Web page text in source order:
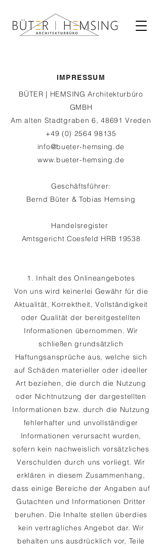
IMPRESSUM
BÜTER | HEMSING Architekturbüro
GMBH
Am alten Stadtgraben 6, 48691 Vreden
+49 (0) 2564 98135
info@bueter-hemsing.de
www.bueter-hemsing.de
Geschäftsführer:
Bernd Büter & Tobias Hemsing
Handelsregister
Amtsgericht Coesfeld HRB 19538
1. Inhalt des Onlineangebotes
Von uns wird keinerlei Gewähr für die
Aktualität, Korrektheit, Vollständigkeit
oder Qualität der bereitgestellten
Informationen übernommen. Wir
schließen grundsätzlich
Haftungsansprüche aus, welche sich
auf Schäden materieller oder ideeller
Art beziehen, die durch die Nutzung
oder Nichtnutzung der dargestellten
Informationen bzw. durch die Nutzung
fehlerhafter und unvollständiger
Informationen verursacht wurden,
sofern kein nachweislich vorsätzliches
Verschulden durch uns vorliegt. Wir
erklären in diesem Zusammenhang,
dass einige Bereiche der Angaben auf
Gutachten und Informationen Dritter
beruhen. Die Inhalte stellen überdies
kein vertragliches Angebot dar. Wir
behalten uns ausdrücklich vor, Teile